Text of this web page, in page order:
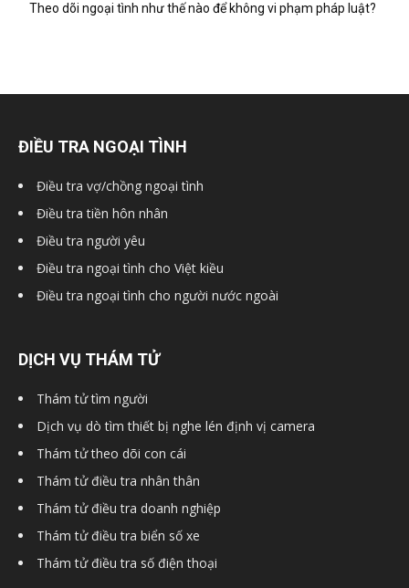
Theo dõi ngoại tình như thế nào để không vi phạm pháp luật?
ĐIỀU TRA NGOẠI TÌNH
Điều tra vợ/chồng ngoại tình
Điều tra tiền hôn nhân
Điều tra người yêu
Điều tra ngoại tình cho Việt kiều
Điều tra ngoại tình cho người nước ngoài
DỊCH VỤ THÁM TỬ
Thám tử tìm người
Dịch vụ dò tìm thiết bị nghe lén định vị camera
Thám tử theo dõi con cái
Thám tử điều tra nhân thân
Thám tử điều tra doanh nghiệp
Thám tử điều tra biển số xe
Thám tử điều tra số điện thoại